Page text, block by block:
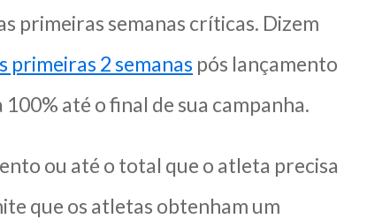
primeiras semanas críticas. Dizem
primeiras 2 semanas pós lançamento
até o final de sua campanha.
ou até o total que o atleta precisa
que os atletas obtenham um